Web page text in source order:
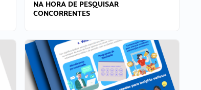
NA HORA DE PESQUISAR
CONCORRENTES